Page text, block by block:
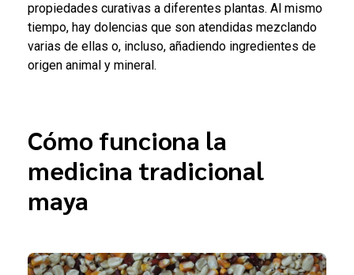
propiedades curativas a diferentes plantas. Al mismo
tiempo, hay dolencias que son atendidas mezclando
varias de ellas o, incluso, añadiendo ingredientes de
origen animal y mineral.
Cómo funciona la
medicina tradicional
maya